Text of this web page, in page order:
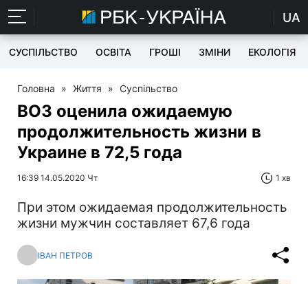
UA
СУСПІЛЬСТВО ОСВІТА ГРОШІ ЗМІНИ ЕКОЛОГІЯ
Головна » Життя » Суспільство
ВОЗ оценила ожидаемую
продолжительность жизни в
Украине в 72,5 года
16:39 14.05.2020 Чт 1 хв
При этом ожидаемая продолжительность
жизни мужчин составляет 67,6 года
ІВАН ПЕТРОВ